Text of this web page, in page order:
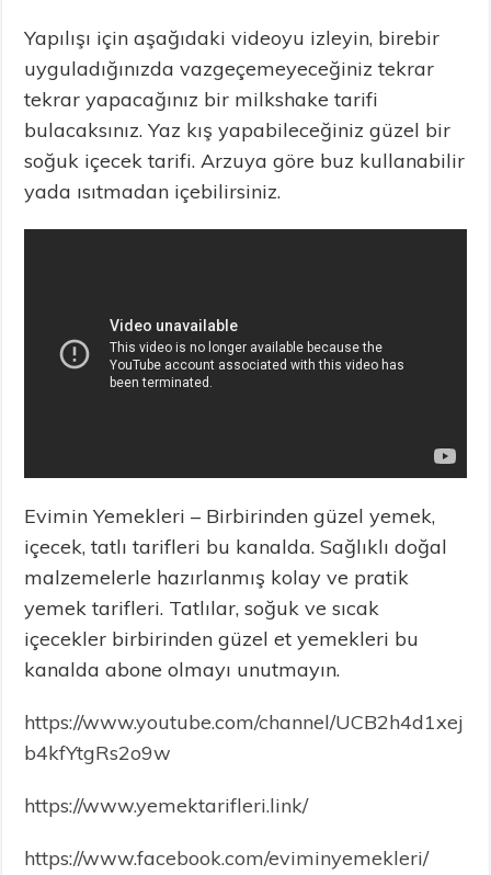
Yapılışı için aşağıdaki videoyu izleyin, birebir
uyguladığınızda vazgeçemeyeceğiniz tekrar
tekrar yapacağınız bir milkshake tarifi
bulacaksınız. Yaz kış yapabileceğiniz güzel bir
soğuk içecek tarifi. Arzuya göre buz kullanabilir
yada ısıtmadan içebilirsiniz.
Evimin Yemekleri – Birbirinden güzel yemek,
içecek, tatlı tarifleri bu kanalda. Sağlıklı doğal
malzemelerle hazırlanmış kolay ve pratik
yemek tarifleri. Tatlılar, soğuk ve sıcak
içecekler birbirinden güzel et yemekleri bu
kanalda abone olmayı unutmayın.
https://www.youtube.com/channel/UCB2h4d1xej
b4kfYtgRs2o9w
https://www.yemektarifleri.link/
https://www.facebook.com/eviminyemekleri/